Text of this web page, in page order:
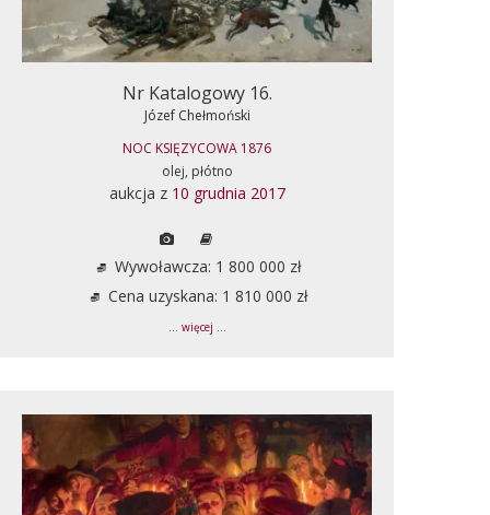
Nr Katalogowy 16.
Józef Chełmoński
NOC KSIĘZYCOWA 1876
olej, płótno
aukcja z 10 grudnia 2017
Wywoławcza: 1 800 000 zł
Cena uzyskana: 1 810 000 zł
... więcej ...